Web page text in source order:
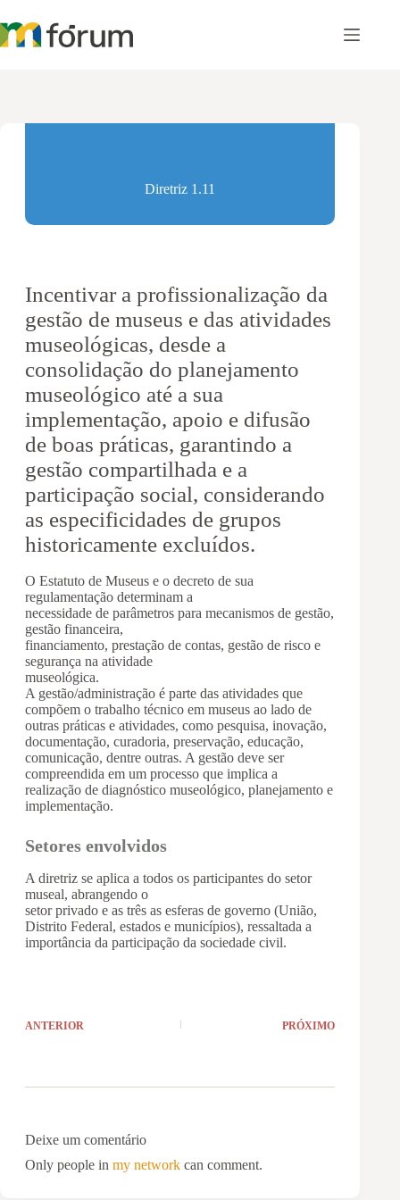
para
o
Diretriz 1.11
Incentivar a profissionalização da
gestão de museus e das atividades
museológicas, desde a
consolidação do planejamento
museológico até a sua
implementação, apoio e difusão
de boas práticas, garantindo a
gestão compartilhada e a
participação social, considerando
as especificidades de grupos
historicamente excluídos.
O Estatuto de Museus e o decreto de sua
regulamentação determinam a
necessidade de parâmetros para mecanismos de gestão,
gestão financeira,
financiamento, prestação de contas, gestão de risco e
segurança na atividade
museológica.
A gestão/administração é parte das atividades que
compõem o trabalho técnico em museus ao lado de
outras práticas e atividades, como pesquisa, inovação,
documentação, curadoria, preservação, educação,
comunicação, dentre outras. A gestão deve ser
compreendida em um processo que implica a
realização de diagnóstico museológico, planejamento e
implementação.
Setores envolvidos
A diretriz se aplica a todos os participantes do setor
museal, abrangendo o
setor privado e as três as esferas de governo (União,
Distrito Federal, estados e municípios), ressaltada a
importância da participação da sociedade civil.
ANTERIOR PRÓXIMO
Deixe um comentário
Only people inmy network can comment.